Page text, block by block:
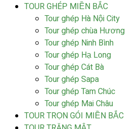
TOUR GHÉP MIỀN BẮC
Tour ghép Hà Nội City
Tour ghép chùa Hương
Tour ghép Ninh Bình
Tour ghép Hạ Long
Tour ghép Cát Bà
Tour ghép Sapa
Tour ghép Tam Chúc
Tour ghép Mai Châu
TOUR TRỌN GÓI MIỀN BẮC